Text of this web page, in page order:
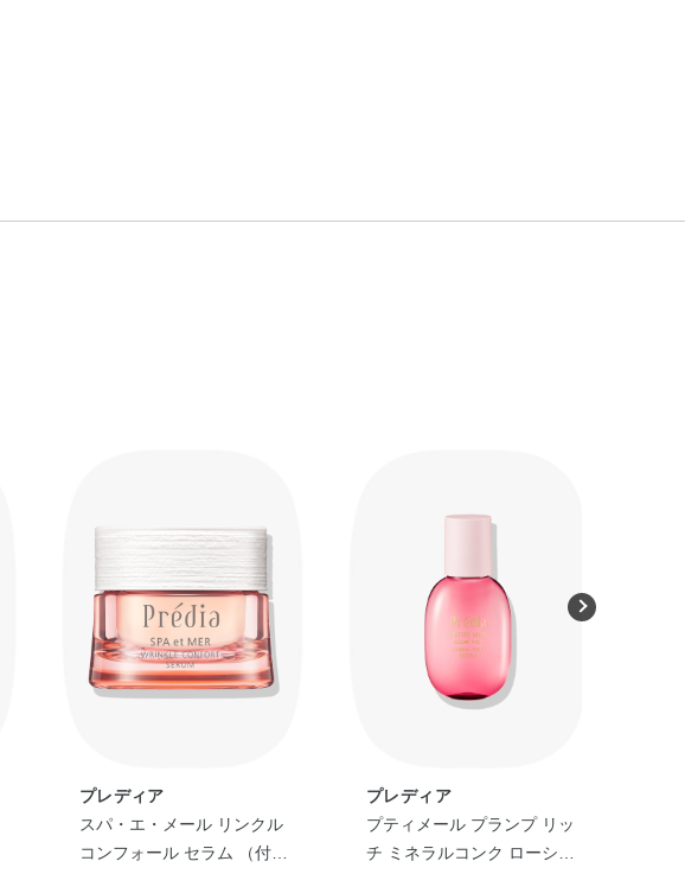
プレディア
スパ・エ・メール リンクル
コンフォール セラム （付け
プレディア
プティメール プランプ リッ
チ ミネラルコンク ローショ